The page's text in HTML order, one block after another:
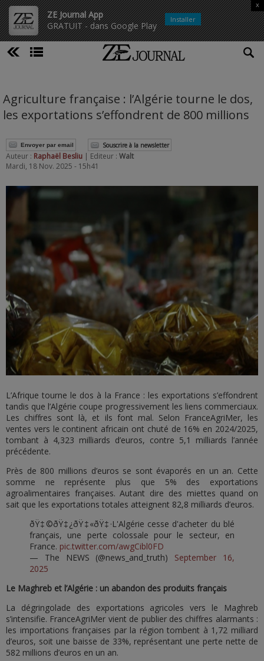
ZE Journal App
GRATUIT - dans Google Play
x
Installer
Agriculture française : l’Algérie tourne le dos,
les exportations s’effondrent de 800 millions
Envoyer par email Souscrire à la newsletter
Auteur : Raphaël Besliu | Editeur : Walt
Mardi, 18 Nov. 2025 - 15h41
L’Afrique tourne le dos à la France : les exportations s’effondrent
tandis que l’Algérie coupe progressivement les liens commerciaux.
Les chiffres sont là, et ils font mal. Selon FranceAgriMer, les
ventes vers le continent africain ont chuté de 16% en 2024/2025,
tombant à 4,323 milliards d’euros, contre 5,1 milliards l’année
précédente.
Près de 800 millions d’euros se sont évaporés en un an. Cette
somme ne représente plus que 5% des exportations
agroalimentaires françaises. Autant dire des miettes quand on
sait que les exportations totales atteignent 82,8 milliards d’euros.
ðŸ‡©ðŸ‡¿ðŸ‡«ðŸ‡·L'Algérie cesse d'acheter du blé
français, une perte colossale pour le secteur, en
France. pic.twitter.com/awgCibl0FD
— The NEWS (@news_and_truth) September 16,
2025
Le Maghreb et l’Algérie : un abandon des produits français
La dégringolade des exportations agricoles vers le Maghreb
s’intensifie. FranceAgriMer vient de publier des chiffres alarmants :
les importations françaises par la région tombent à 1,72 milliard
d’euros, soit une baisse de 33%, représentant une perte nette de
582 millions d’euros en un an.